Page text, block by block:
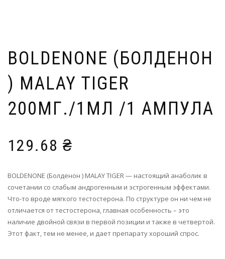
BOLDENONE (БОЛДЕНОН
) MALAY TIGER
200МГ./1МЛ /1 АМПУЛА
129.68 ₴
BOLDENONE (Болденон ) MALAY TIGER — настоящий анаболик в
сочетании со слабым андрогенным и эстрогенным эффектами.
Что-то вроде мягкого тестостерона. По структуре он ни чем не
отличается от тестостерона, главная особенность – это
наличие двойной связи в первой позиции и также в четвертой.
Этот факт, тем не менее, и дает препарату хороший спрос.